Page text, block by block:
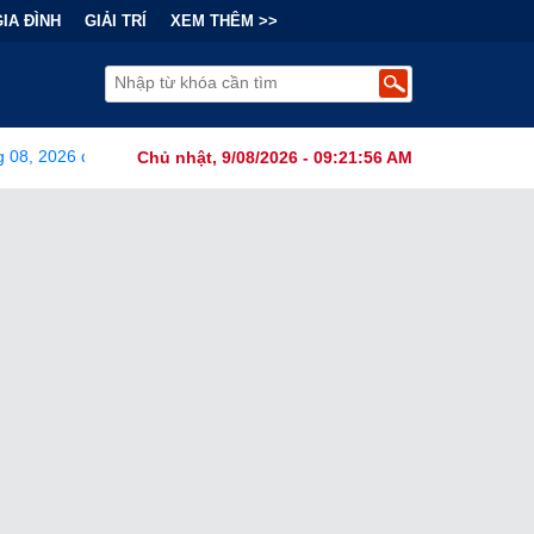
ĐÌNH GIẢI TRÍ XEM THÊM >>
Chủ nhật, 9/08/2026 - 09:21:57 AM
08, 2026 • Bi kịch "6 lần chọn sai nhánh công nghệ"